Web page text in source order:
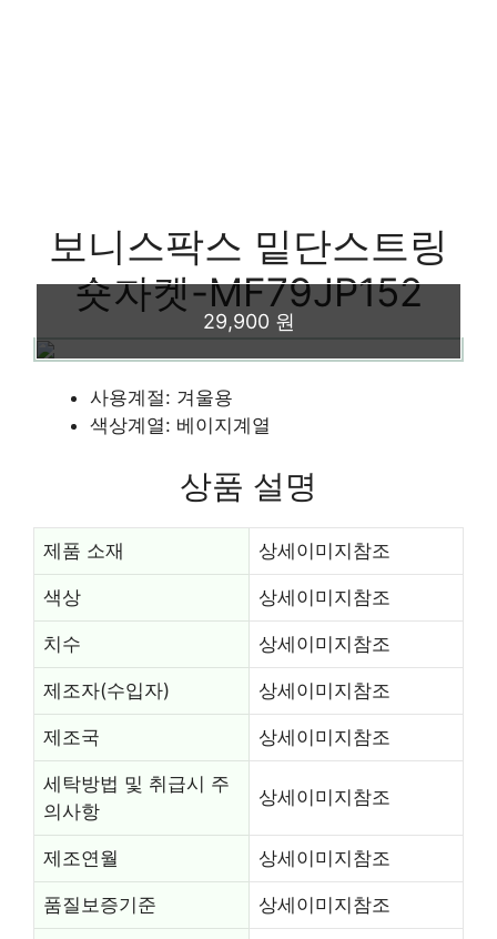
보니스팍스 밑단스트링
숏자켓-MF79JP152
29,900 원
사용계절: 겨울용
색상계열: 베이지계열
상품 설명
제품 소재 상세이미지참조
색상 상세이미지참조
치수 상세이미지참조
제조자(수입자) 상세이미지참조
제조국 상세이미지참조
세탁방법 및 취급시 주
의사항
상세이미지참조
제조연월 상세이미지참조
품질보증기준 상세이미지참조